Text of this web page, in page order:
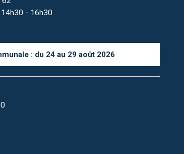
14h30 - 16h30
: du 24 au 29 août 2026